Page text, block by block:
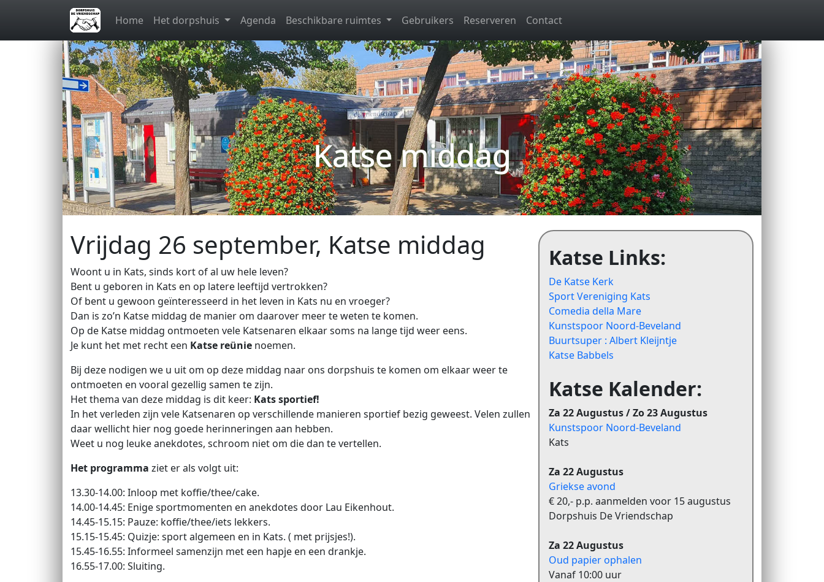
Skip to main content
Home
Het dorpshuis Agenda Beschikbare ruimtes Gebruikers Reserveren Contact
Katse middag
Vrijdag 26 september, Katse middag
Woont u in Kats, sinds kort of al uw hele leven?
Bent u geboren in Kats en op latere leeftijd vertrokken?
Of bent u gewoon geïnteresseerd in het leven in Kats nu en vroeger?
Dan is zo’n Katse middag de manier om daarover meer te weten te komen.
Op de Katse middag ontmoeten vele Katsenaren elkaar soms na lange tijd weer eens.
Je kunt het met recht een Katse reünie noemen.
Bij deze nodigen we u uit om op deze middag naar ons dorpshuis te komen om elkaar weer te
ontmoeten en vooral gezellig samen te zijn.
Het thema van deze middag is dit keer: Kats sportief!
In het verleden zijn vele Katsenaren op verschillende manieren sportief bezig geweest. Velen zullen
daar wellicht hier nog goede herinneringen aan hebben.
Weet u nog leuke anekdotes, schroom niet om die dan te vertellen.
Het programma ziet er als volgt uit:
13.30-14.00: Inloop met koffie/thee/cake.
14.00-14.45: Enige sportmomenten en anekdotes door Lau Eikenhout.
14.45-15.15: Pauze: koffie/thee/iets lekkers.
15.15-15.45: Quizje: sport algemeen en in Kats. ( met prijsjes!).
15.45-16.55: Informeel samenzijn met een hapje en een drankje.
16.55-17.00: Sluiting.
Katse Links:
De Katse Kerk
Sport Vereniging Kats
Comedia della Mare
Kunstspoor Noord-Beveland
Buurtsuper : Albert Kleijntje
Katse Babbels
Katse Kalender:
Za 22 Augustus / Zo 23 Augustus
Kunstspoor Noord-Beveland
Kats
Za 22 Augustus
Griekse avond
€ 20,- p.p. aanmelden voor 15 augustus
Dorpshuis De Vriendschap
Za 22 Augustus
Oud papier ophalen
Vanaf 10:00 uur